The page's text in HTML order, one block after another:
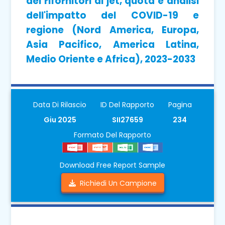
dell'impatto del COVID-19 e
regione (Nord America, Europa,
Asia Pacifico, America Latina,
Medio Oriente e Africa), 2023-2033
Data Di Rilascio
Giu 2025
ID Del Rapporto
SII27659
Pagina
234
Formato Del Rapporto
Download Free Report Sample
Richiedi Un Campione